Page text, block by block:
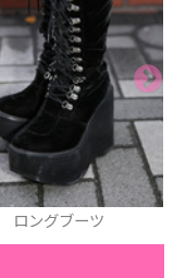
ピアス